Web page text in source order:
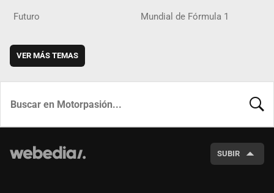
Futuro Mundial de Fórmula 1
VER MÁS TEMAS
SUBIR